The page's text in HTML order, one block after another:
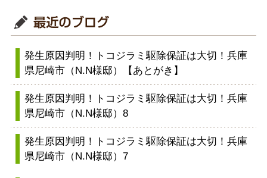
発生原因判明！トコジラミ駆除保証は大切！兵庫
県尼崎市（N.N様邸）【あとがき】
発生原因判明！トコジラミ駆除保証は大切！兵庫
県尼崎市（N.N様邸）8
発生原因判明！トコジラミ駆除保証は大切！兵庫
県尼崎市（N.N様邸）7